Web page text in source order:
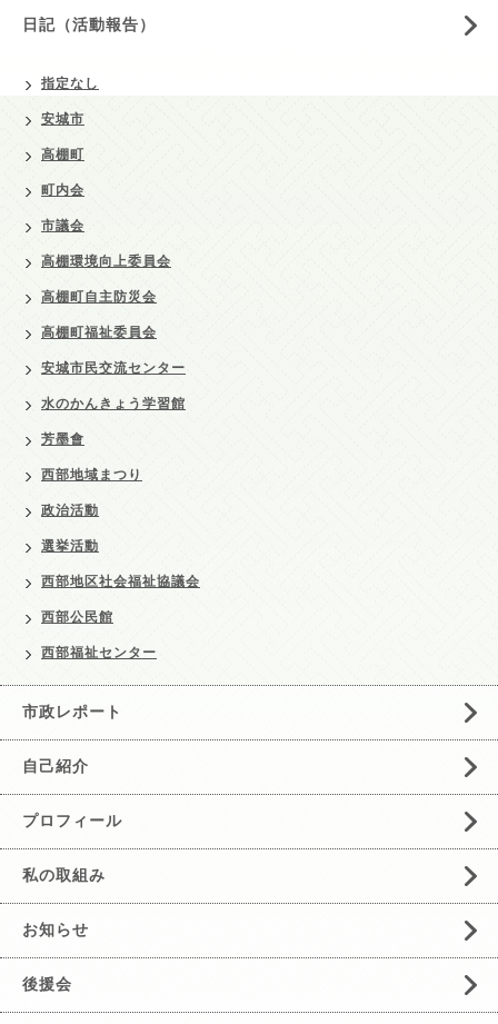
日記（活動報告）
指定なし
安城市
高棚町
町内会
市議会
高棚環境向上委員会
高棚町自主防災会
高棚町福祉委員会
安城市民交流センター
水のかんきょう学習館
芳墨會
西部地域まつり
政治活動
選挙活動
西部地区社会福祉協議会
西部公民館
西部福祉センター
市政レポート
自己紹介
プロフィール
私の取組み
お知らせ
後援会